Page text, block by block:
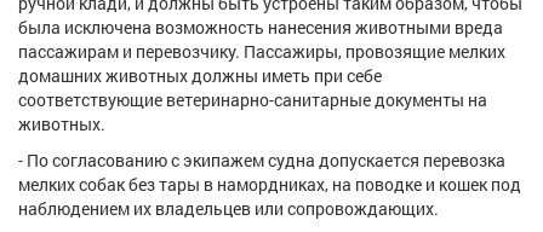
была исключена возможность нанесения животными вреда
пассажирам и перевозчику. Пассажиры, провозящие мелких
домашних животных должны иметь при себе
соответствующие ветеринарно-санитарные документы на
животных.
- По согласованию с экипажем судна допускается перевозка
мелких собак без тары в намордниках, на поводке и кошек под
наблюдением их владельцев или сопровождающих.